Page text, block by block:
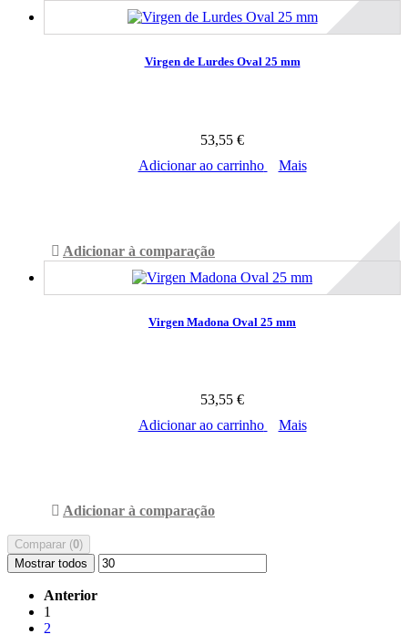
Virgen de Lurdes Oval 25 mm
53,55 €
Adicionar ao carrinho
Mais
Adicionar à comparação
Virgen Madona Oval 25 mm
53,55 €
Adicionar ao carrinho
Mais
Adicionar à comparação
Comparar (0)
Mostrar todos
Anterior
1
2